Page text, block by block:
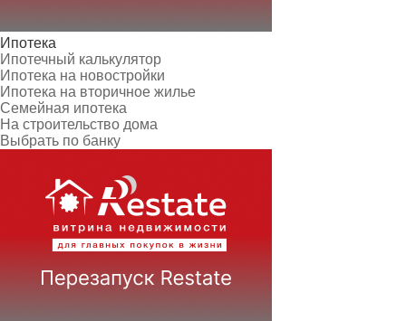
Ипотека
Ипотечный калькулятор
Ипотека на новостройки
Ипотека на вторичное жилье
Семейная ипотека
На строительство дома
Выбрать по банку